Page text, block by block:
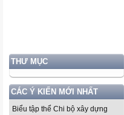
THƯ MỤC
CÁC Ý KIẾN MỚI NHẤT
Biểu tập thể Chi bộ xây dựng